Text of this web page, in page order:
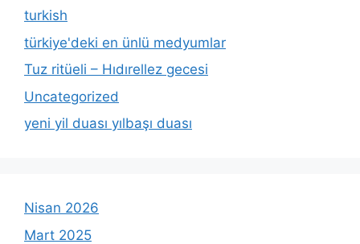
turkish
türkiye'deki en ünlü medyumlar
Tuz ritüeli – Hıdırellez gecesi
Uncategorized
yeni yil duası yılbaşı duası
Nisan 2026
Mart 2025